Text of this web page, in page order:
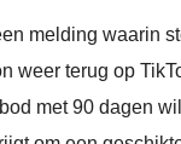
melding waarin
weer terug op
met 90 dagen